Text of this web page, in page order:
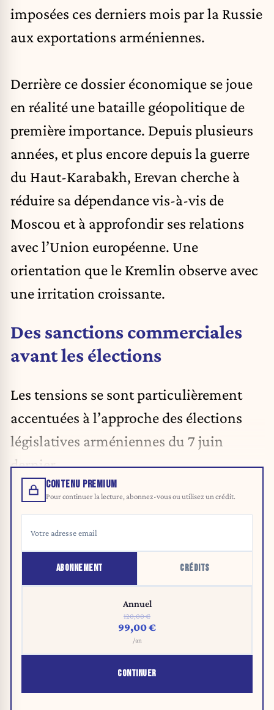
imposées ces derniers mois par la Russie
aux exportations arméniennes.
Derrière ce dossier économique se joue
en réalité une bataille géopolitique de
première importance. Depuis plusieurs
années, et plus encore depuis la guerre
du Haut-Karabakh, Erevan cherche à
réduire sa dépendance vis-à-vis de
Moscou et à approfondir ses relations
avec l’Union européenne. Une
orientation que le Kremlin observe avec
une irritation croissante.
Des sanctions commerciales
avant les élections
Les tensions se sont particulièrement
accentuées à l’approche des élections
législatives arméniennes du 7 juin
dernier.
CONTENU PREMIUM
Pour continuer la lecture, abonnez-vous ou utilisez un crédit.
ABONNEMENT CRÉDITS
Annuel
120,00 €
99,00 €
/an
CONTINUER